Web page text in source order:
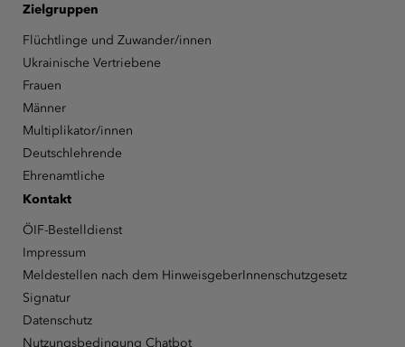
Zielgruppen
Flüchtlinge und Zuwander/innen
Ukrainische Vertriebene
Frauen
Männer
Multiplikator/innen
Deutschlehrende
Ehrenamtliche
Kontakt
ÖIF-Bestelldienst
Impressum
Meldestellen nach dem HinweisgeberInnenschutzgesetz
Signatur
Datenschutz
Nutzungsbedingung Chatbot